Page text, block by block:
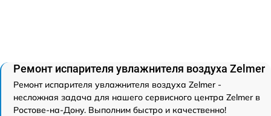
Ремонт испарителя увлажнителя воздуха Zelmer
Ремонт испарителя увлажнителя воздуха Zelmer -
несложная задача для нашего сервисного центра Zelmer в
Ростове-на-Дону. Выполним быстро и качественно!